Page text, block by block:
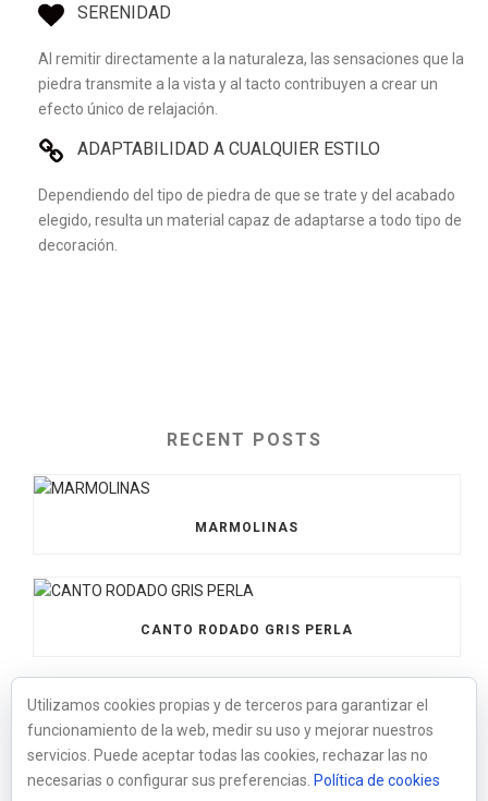
SERENIDAD
Al remitir directamente a la naturaleza, las sensaciones que la
piedra transmite a la vista y al tacto contribuyen a crear un
efecto único de relajación.
ADAPTABILIDAD A CUALQUIER ESTILO
Dependiendo del tipo de piedra de que se trate y del acabado
elegido, resulta un material capaz de adaptarse a todo tipo de
decoración.
RECENT POSTS
MARMOLINAS
CANTO RODADO GRIS PERLA
BOLOS XXL NEGRO
Utilizamos cookies propias y de terceros para garantizar el
funcionamiento de la web, medir su uso y mejorar nuestros
servicios. Puede aceptar todas las cookies, rechazar las no
necesarias o configurar sus preferencias. Política de cookies